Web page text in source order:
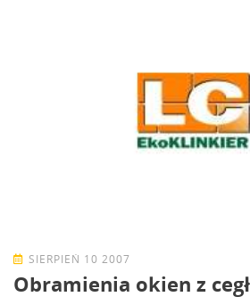
SIERPIEŃ 10 2007
Obramienia okien z